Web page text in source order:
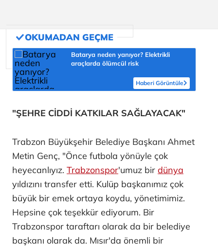
Batarya neden yanıyor? Elektrikli
araçlarda ölümcül risk
Haberi Görüntüle
"ŞEHRE CİDDİ KATKILAR SAĞLAYACAK"
Trabzon Büyükşehir Belediye Başkanı Ahmet
Metin Genç, "Önce futbola yönüyle çok
heyecanlıyız. Trabzonspor'umuz bir dünya
yıldızını transfer etti. Kulüp başkanımız çok
büyük bir emek ortaya koydu, yönetimimiz.
Hepsine çok teşekkür ediyorum. Bir
Trabzonspor taraftarı olarak da bir belediye
başkanı olarak da. Mısır'da önemli bir